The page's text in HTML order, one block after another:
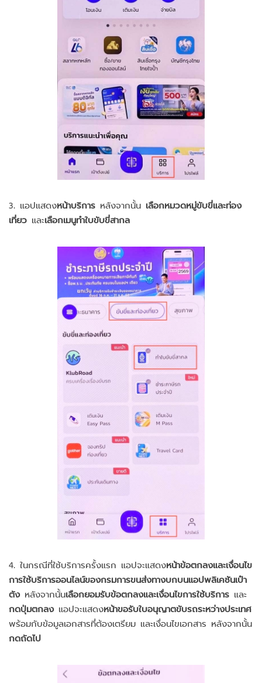
3. แอปแสดงหน้าบริการ หลังจากนั้น เลือกหมวดหมู่ขับขี่และท่อง
เที่ยว และเลือกเมนูทำใบขับขี่สากล
4. ในกรณีที่ใช้บริการครั้งแรก แอปจะแสดงหน้าข้อตกลงและเงื่อนไข
การใช้บริการออนไลน์ของกรมการขนส่งทางบกบนแอปพลิเคชันเป๋า
ตังหลังจากนั้นเลือกยอมรับข้อตกลงและเงื่อนไขการใช้บริการ และ
กดปุ่มตกลงแอปจะแสดงหน้าขอรับใบอนุญาตขับรถระหว่างประเทศ
พร้อมกับข้อมูลเอกสารที่ต้องเตรียม และเงื่อนไขเอกสาร หลังจากนั้น
กดถัดไป